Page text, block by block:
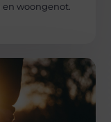
woongenot.